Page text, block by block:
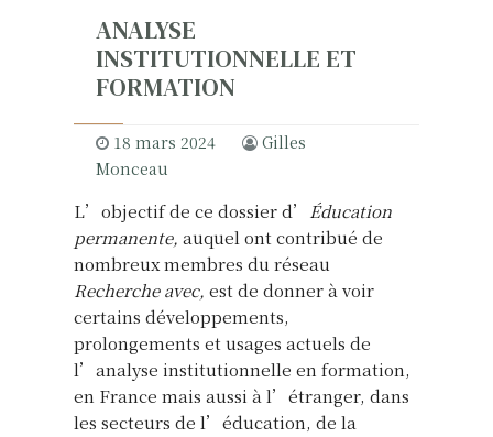
ANALYSE
INSTITUTIONNELLE ET
FORMATION
18 mars 2024
Gilles
Monceau
L’objectif de ce dossier d’ Éducation
permanente, auquel ont contribué de
nombreux membres du réseau
Recherche avec, est de donner à voir
certains développements,
prolongements et usages actuels de
l’analyse institutionnelle en formation,
en France mais aussi à l’étranger, dans
les secteurs de l’éducation, de la